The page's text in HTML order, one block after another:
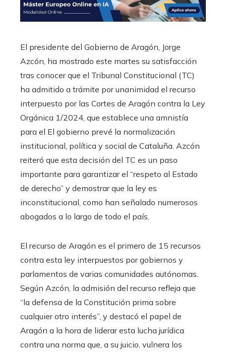
El presidente del Gobierno de Aragón, Jorge
Azcón, ha mostrado este martes su satisfacción
tras conocer que el Tribunal Constitucional (TC)
ha admitido a trámite por unanimidad el recurso
interpuesto por las Cortes de Aragón contra la Ley
Orgánica 1/2024, que establece una amnistía
para el El gobierno prevé la normalización
institucional, política y social de Cataluña. Azcón
reiteró que esta decisión del TC es un paso
importante para garantizar el “respeto al Estado
de derecho” y demostrar que la ley es
inconstitucional, como han señalado numerosos
abogados a lo largo de todo el país.
El recurso de Aragón es el primero de 15 recursos
contra esta ley interpuestos por gobiernos y
parlamentos de varias comunidades autónomas.
Según Azcón, la admisión del recurso refleja que
“la defensa de la Constitución prima sobre
cualquier otro interés”, y destacó el papel de
Aragón a la hora de liderar esta lucha jurídica
contra una norma que, a su juicio, vulnera los